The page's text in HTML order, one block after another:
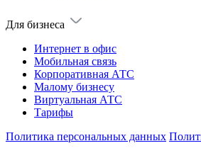
Для бизнеса
Интернет в офис
Мобильная связь
Корпоративная АТС
Малому бизнесу
Виртуальная АТС
Тарифы
Политика персональных данных